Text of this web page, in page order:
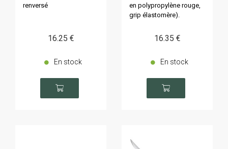
renversé
16.25 €
En stock
en polypropylène rouge,
grip élastomère).
16.35 €
En stock